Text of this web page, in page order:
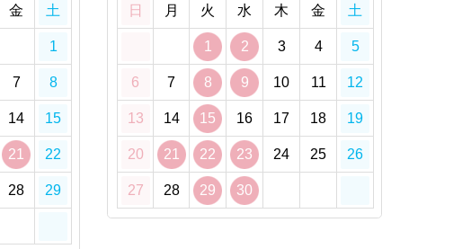
金 土
1
7 8
14 15
21 22
28 29
日 月 火 水 木 金 土
1 2 3 4 5
6 7 8 9 10 11 12
13 14 15 16 17 18 19
20 21 22 23 24 25 26
27 28 29 30